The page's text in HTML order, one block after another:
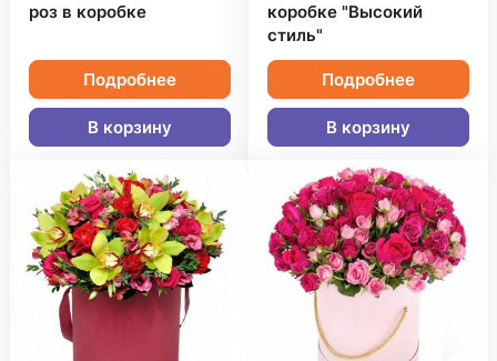
роз в коробке
Подробнее
В корзину
коробке "Высокий
стиль"
Подробнее
В корзину